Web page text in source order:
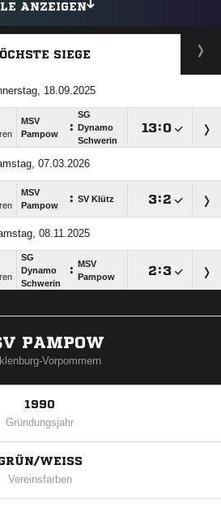
ANZEIGEN
SIEGE
18.09.2025
MSV
Pampow
:
SG
Dynamo
Schwerin
:
07.03.2026
MSV
Pampow
: SV Klütz :
08.11.2025
SG
Dynamo
Schwerin
:
MSV
Pampow
:
PAMPOW
Vorpommern
1990
Gründungsjahr
WEISS
Vereinsfarben